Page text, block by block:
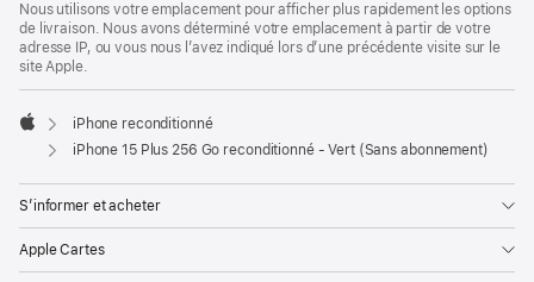
Nous utilisons votre emplacement pour afficher plus rapidement les options
de livraison. Nous avons déterminé votre emplacement à partir de votre
adresse IP, ou vous nous l’avez indiqué lors d’une précédente visite sur le
site Apple.
Apple
iPhone reconditionné
iPhone 15 Plus 256 Go reconditionné - Vert (Sans abonnement)
S’informer et acheter
Apple Cartes